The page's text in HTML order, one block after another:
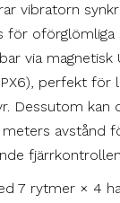
vibratorn
för oförglömliga
via magnetisk
perfekt för
Dessutom kan
avstånd
7 rytmer × 4